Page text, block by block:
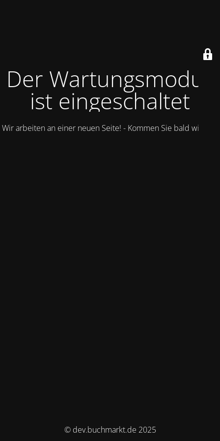
Der Wartungsmodus
ist eingeschaltet
Wir arbeiten an einer neuen Seite! - Kommen Sie bald wieder.
© dev.buchmarkt.de 2025